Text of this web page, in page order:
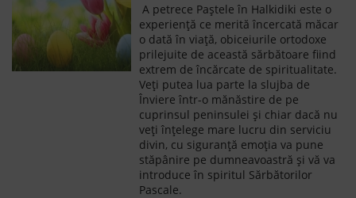
A petrece Paștele în Halkidiki este o
experiență ce merită încercată măcar
o dată în viață, obiceiurile ortodoxe
prilejuite de această sărbătoare fiind
extrem de încărcate de spiritualitate.
Veți putea lua parte la slujba de
Înviere într-o mănăstire de pe
cuprinsul peninsulei și chiar dacă nu
veți înțelege mare lucru din serviciu
divin, cu siguranță emoția va pune
stăpânire pe dumneavoastră și vă va
introduce în spiritul Sărbătorilor
Pascale.